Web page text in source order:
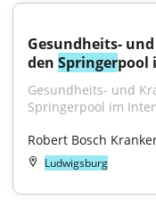
Gesundheits-
den Springerpool
Gesundheits- und
Springerpool im
Robert Bosch
Ludwigsburg